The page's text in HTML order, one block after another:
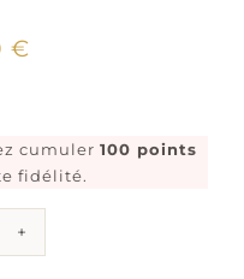
€
cumuler 100 points
fidélité.